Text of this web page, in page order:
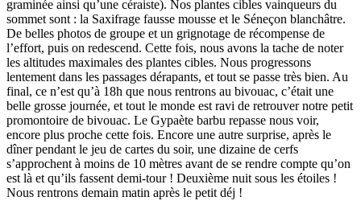
graminée ainsi qu’une céraiste). Nos plantes cibles vainqueurs du
sommet sont : la Saxifrage fausse mousse et le Séneçon blanchâtre.
De belles photos de groupe et un grignotage de récompense de
l’effort, puis on redescend. Cette fois, nous avons la tache de noter
les altitudes maximales des plantes cibles. Nous progressons
lentement dans les passages dérapants, et tout se passe très bien. Au
final, ce n’est qu’à 18h que nous rentrons au bivouac, c’était une
belle grosse journée, et tout le monde est ravi de retrouver notre petit
promontoire de bivouac. Le Gypaète barbu repasse nous voir,
encore plus proche cette fois. Encore une autre surprise, après le
dîner pendant le jeu de cartes du soir, une dizaine de cerfs
s’approchent à moins de 10 mètres avant de se rendre compte qu’on
est là et qu’ils fassent demi-tour ! Deuxième nuit sous les étoiles !
Nous rentrons demain matin après le petit déj !